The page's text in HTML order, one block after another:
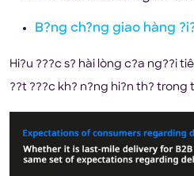
B?ng ch?ng giao hàng
Hi?u ???c s? hài lòng c?a ng??i
??t ???c kh? n?ng hi?n th? trong